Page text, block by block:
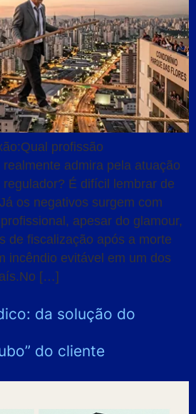
profissão
admira pela atuação
É difícil lembrar de
os negativos surgem com
apesar do glamour,
de fiscalização após a morte
incêndio evitável em um dos
[…]
da solução do
do cliente